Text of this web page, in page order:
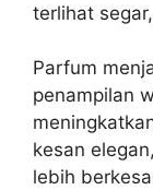
terlihat
Parfum
penampilan
kesan
lebih